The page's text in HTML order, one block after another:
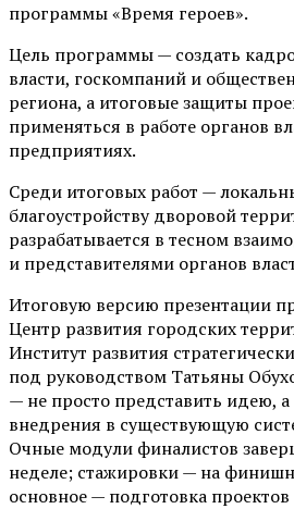
программы «Время героев».
Цель программы — создать
власти, госкомпаний и
региона, а итоговые защиты
применяться в работе органов
предприятиях.
Среди итоговых работ —
благоустройству дворовой
разрабатывается в тесном
и представителями органов
Итоговую версию презентации
Центр развития городских
Институт развития
под руководством Татьяны
— не просто представить идею,
внедрения в существующую
Очные модули финалистов
неделе; стажировки — на
основное — подготовка